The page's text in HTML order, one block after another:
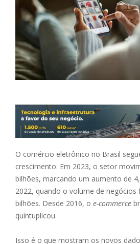
O comércio eletrônico no Brasil
crescimento. Em 2023, o setor
bilhões, marcando um aumento de
2022, quando o volume de negócios
bilhões. Desde 2016, o e-commerce
quintuplicou.
Isso é o que mostram os novos